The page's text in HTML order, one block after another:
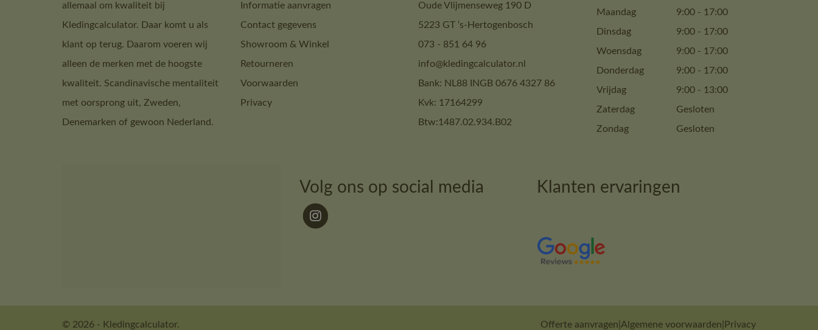
allemaal om kwaliteit bij
Kledingcalculator. Daar komt u als
klant op terug. Daarom voeren wij
alleen de merken met de hoogste
kwaliteit. Scandinavische mentaliteit
met oorsprong uit, Zweden,
Denemarken of gewoon Nederland.
Informatie aanvragen
Contact gegevens
Showroom & Winkel
Retourneren
Voorwaarden
Privacy
Oude Vlijmenseweg 190 D
5223 GT ‘s-Hertogenbosch
073 - 851 64 96
info@kledingcalculator.nl
Bank: NL88 INGB 0676 4327 86
Kvk: 17164299
Btw:1487.02.934.B02
Maandag 9:00 - 17:00
Dinsdag
9:00 - 17:00
Woensdag
9:00 - 17:00
Donderdag
9:00 - 17:00
Vrijdag
9:00 - 13:00
Zaterdag
Gesloten
Zondag
Gesloten
Volg ons op social media Klanten ervaringen
© 2026 - Kledingcalculator. Offerte aanvragen Algemene voorwaarden Privacy